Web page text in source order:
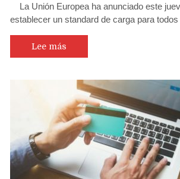
La Unión Europea ha anunciado este
establecer un standard de carga para
Lee más